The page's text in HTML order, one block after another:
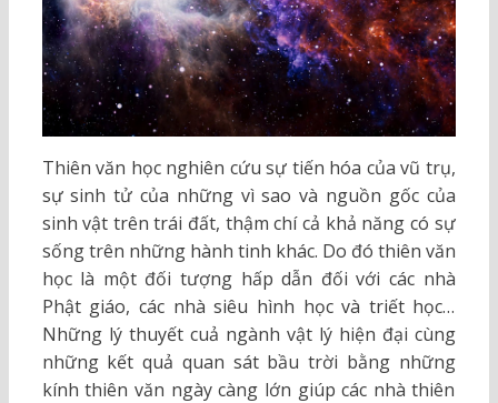
Thiên văn học nghiên cứu sự tiến hóa của vũ trụ,
sự sinh tử của những vì sao và nguồn gốc của
sinh vật trên trái đất, thậm chí cả khả năng có sự
sống trên những hành tinh khác. Do đó thiên văn
học là một đối tượng hấp dẫn đối với các nhà
Phật giáo, các nhà siêu hình học và triết học…
Những lý thuyết cuả ngành vật lý hiện đại cùng
những kết quả quan sát bầu trời bằng những
kính thiên văn ngày càng lớn giúp các nhà thiên